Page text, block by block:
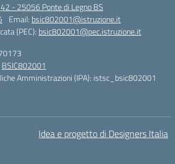
- 25056 Ponte di Legno BS
Email: bsic802001@istruzione.it
(PEC): bsic802001@pec.istruzione.it
BSIC802001
Amministrazioni (IPA): istsc_bsic802001
Idea e progetto di Designers Italia